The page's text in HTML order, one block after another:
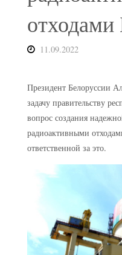
11.09.2022
Президент Белоруссии
задачу правительству
вопрос создания
радиоактивными
ответственной за это.